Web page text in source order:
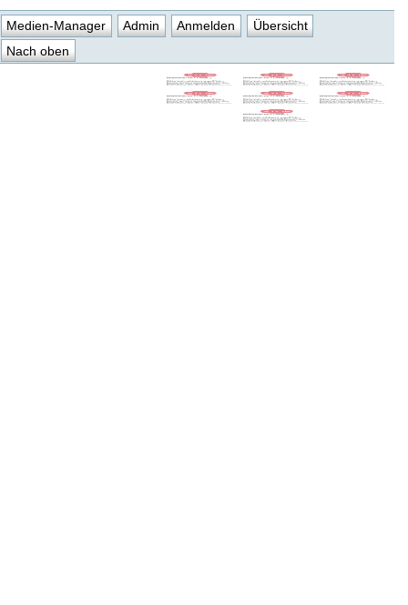
Medien-Manager Admin Anmelden
Übersicht
Nach oben